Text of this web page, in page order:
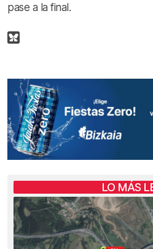
pase a la final.
LO MÁS